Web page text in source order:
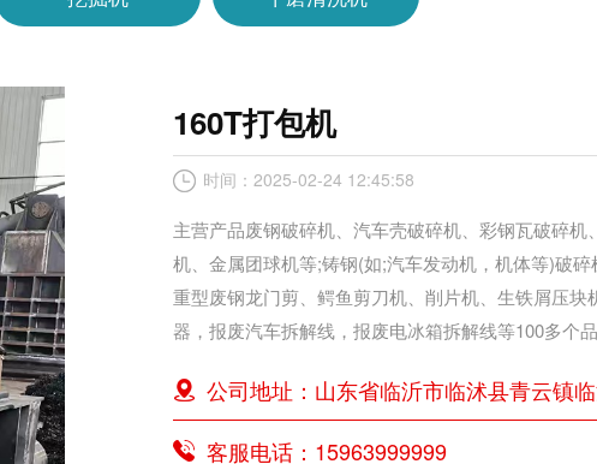
160T打包机
时间：2025-02-24 12:45:58
主营产品废钢破碎机、汽车壳破碎机、彩钢瓦破碎
机、金属团球机等;铸钢(如;汽车发动机，机体等)破
重型废钢龙门剪、鳄鱼剪刀机、削片机、生铁屑压
器，报废汽车拆解线，报废电冰箱拆解线等100多个
公司地址：山东省临沂市临沭县青云镇
客服电话：15963999999